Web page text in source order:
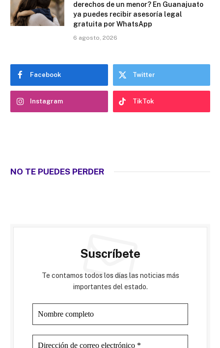
derechos de un menor? En Guanajuato
ya puedes recibir asesoría legal
gratuita por WhatsApp
6 agosto, 2026
Facebook Twitter
Instagram TikTok
NO TE PUEDES PERDER
Suscríbete
Te contamos todos los días las noticias más
importantes del estado.